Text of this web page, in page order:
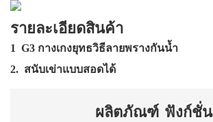
รายละเอียดสินค้า
1 G3 กางเกงยุทธวิธีลายพรางกันน้ำ
2. สนับเข่าแบบสอดได้
ผลิตภัณฑ์ ฟังก์ชั่น